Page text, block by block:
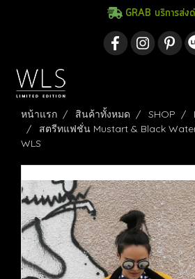
GRAB บริการส่ง
หน้าแรก สินค้าทั้งหมด SHOP
สตรีทแฟชั่น Mustart & Black
WLS